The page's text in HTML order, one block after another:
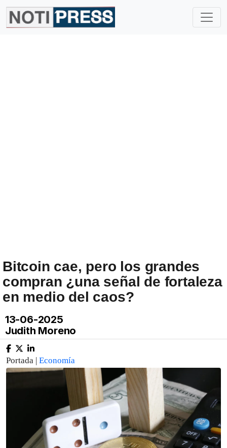
Bitcoin cae, pero los grandes
compran ¿una señal de fortaleza
en medio del caos?
13-06-2025
Judith Moreno
Portada | Economía